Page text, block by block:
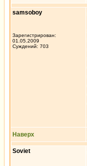
samsoboy
Зарегистрирован:
01.05.2009
Суждений: 703
Наверх
Soviet